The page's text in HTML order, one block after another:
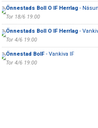
Önnestads Boll O IF Herrlag-
Tor 18/6 19:00
Önnestads Boll O IF Herrlag-
Tor 4/6 19:00
Önnestad BoIF- Vankiva IF
Tor 4/6 19:00